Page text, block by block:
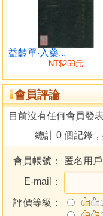
論水火第七
論丹藥第九
論鉛汞第十
論抽添第十一
論河車第十二
論還丹第十三
論煉形第十四
論朝元第十五
論內觀第十六
論證驗第十八
二．內功還原篇
五言絕八十一首
三．復命篇
益齡單‧入藥...
NT$259元
會員評論
目前沒有任何會員發
總計 0 個記錄，
會員帳號：
匿名用戶
E-mail：
評價等級：